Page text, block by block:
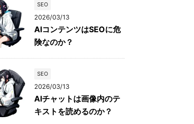
SEO
2026/03/13
AIコンテンツはSEOに危
険なのか？
SEO
2026/03/13
AIチャットは画像内のテ
キストを読めるのか？